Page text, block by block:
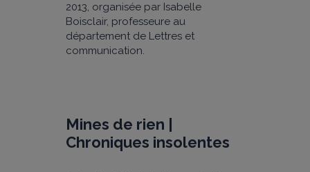
2013, organisée par Isabelle
Boisclair, professeure au
département de Lettres et
communication.
Mines de rien |
Chroniques insolentes